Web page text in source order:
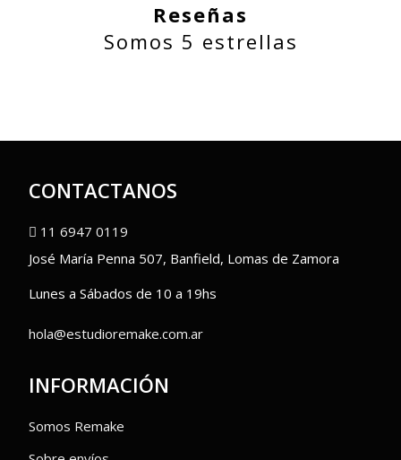
Reseñas
Somos 5 estrellas
CONTACTANOS
11 6947 0119
José María Penna 507, Banfield, Lomas de Zamora
Lunes a Sábados de 10 a 19hs
hola@estudioremake.com.ar
INFORMACIÓN
Somos Remake